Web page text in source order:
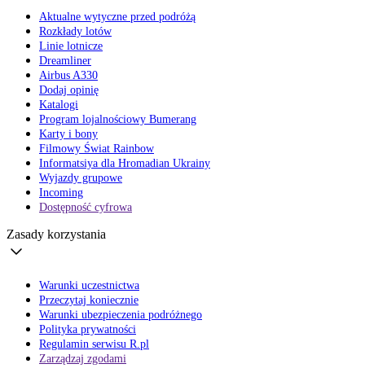
Aktualne wytyczne przed podróżą
Rozkłady lotów
Linie lotnicze
Dreamliner
Airbus A330
Dodaj opinię
Katalogi
Program lojalnościowy Bumerang
Karty i bony
Filmowy Świat Rainbow
Informatsiya dla Hromadian Ukrainy
Wyjazdy grupowe
Incoming
Dostępność cyfrowa
Zasady korzystania
Warunki uczestnictwa
Przeczytaj koniecznie
Warunki ubezpieczenia podróżnego
Polityka prywatności
Regulamin serwisu R.pl
Zarządzaj zgodami